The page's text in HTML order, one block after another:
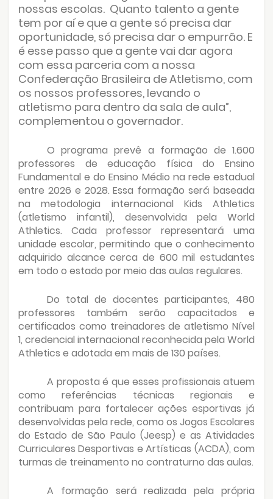
nossas escolas. Quanto talento a gente
tem por aí e que a gente só precisa dar
oportunidade, só precisa dar o empurrão. E
é esse passo que a gente vai dar agora
com essa parceria com a nossa
Confederação Brasileira de Atletismo, com
os nossos professores, levando o
atletismo para dentro da sala de aula”,
complementou o governador.
O programa prevê a formação de 1.600
professores de educação física do Ensino
Fundamental e do Ensino Médio na rede estadual
entre 2026 e 2028. Essa formação será baseada
na metodologia internacional Kids Athletics
(atletismo infantil), desenvolvida pela World
Athletics. Cada professor representará uma
unidade escolar, permitindo que o conhecimento
adquirido alcance cerca de 600 mil estudantes
em todo o estado por meio das aulas regulares.
Do total de docentes participantes, 480
professores também serão capacitados e
certificados como treinadores de atletismo Nível
1, credencial internacional reconhecida pela World
Athletics e adotada em mais de 130 países.
A proposta é que esses profissionais atuem
como referências técnicas regionais e
contribuam para fortalecer ações esportivas já
desenvolvidas pela rede, como os Jogos Escolares
do Estado de São Paulo (Jeesp) e as Atividades
Curriculares Desportivas e Artísticas (ACDA), com
turmas de treinamento no contraturno das aulas.
A formação será realizada pela própria